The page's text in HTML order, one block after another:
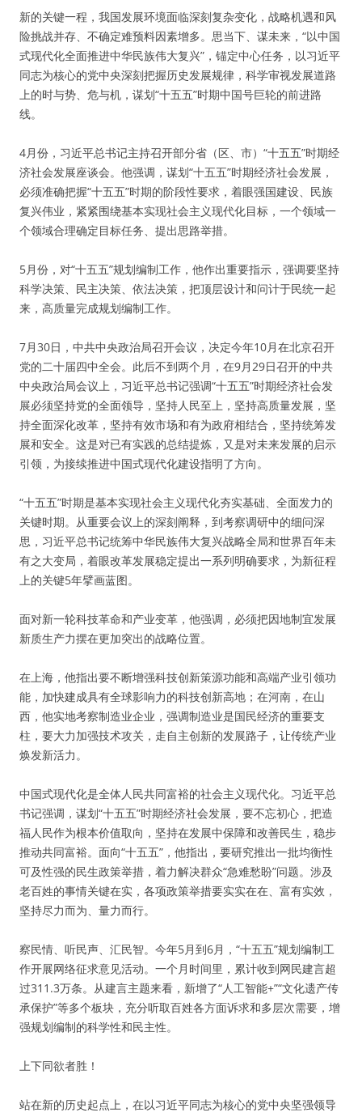
新的关键一程，我国发展环境面临深刻复杂变化，战略机遇和风
险挑战并存、不确定难预料因素增多。思当下、谋未来，“以中国
式现代化全面推进中华民族伟大复兴”，锚定中心任务，以习近平
同志为核心的党中央深刻把握历史发展规律，科学审视发展道路
上的时与势、危与机，谋划“十五五”时期中国号巨轮的前进路
线。
4月份，习近平总书记主持召开部分省（区、市）“十五五”时期经
济社会发展座谈会。他强调，谋划“十五五”时期经济社会发展，
必须准确把握“十五五”时期的阶段性要求，着眼强国建设、民族
复兴伟业，紧紧围绕基本实现社会主义现代化目标，一个领域一
个领域合理确定目标任务、提出思路举措。
5月份，对“十五五”规划编制工作，他作出重要指示，强调要坚持
科学决策、民主决策、依法决策，把顶层设计和问计于民统一起
来，高质量完成规划编制工作。
7月30日，中共中央政治局召开会议，决定今年10月在北京召开
党的二十届四中全会。此后不到两个月，在9月29日召开的中共
中央政治局会议上，习近平总书记强调“十五五”时期经济社会发
展必须坚持党的全面领导，坚持人民至上，坚持高质量发展，坚
持全面深化改革，坚持有效市场和有为政府相结合，坚持统筹发
展和安全。这是对已有实践的总结提炼，又是对未来发展的启示
引领，为接续推进中国式现代化建设指明了方向。
“十五五”时期是基本实现社会主义现代化夯实基础、全面发力的
关键时期。从重要会议上的深刻阐释，到考察调研中的细问深
思，习近平总书记统筹中华民族伟大复兴战略全局和世界百年未
有之大变局，着眼改革发展稳定提出一系列明确要求，为新征程
上的关键5年擘画蓝图。
面对新一轮科技革命和产业变革，他强调，必须把因地制宜发展
新质生产力摆在更加突出的战略位置。
在上海，他指出要不断增强科技创新策源功能和高端产业引领功
能，加快建成具有全球影响力的科技创新高地；在河南，在山
西，他实地考察制造业企业，强调制造业是国民经济的重要支
柱，要大力加强技术攻关，走自主创新的发展路子，让传统产业
焕发新活力。
中国式现代化是全体人民共同富裕的社会主义现代化。习近平总
书记强调，谋划“十五五”时期经济社会发展，要不忘初心，把造
福人民作为根本价值取向，坚持在发展中保障和改善民生，稳步
推动共同富裕。面向“十五五”，他指出，要研究推出一批均衡性
可及性强的民生政策举措，着力解决群众“急难愁盼”问题。涉及
老百姓的事情关键在实，各项政策举措要实实在在、富有实效，
坚持尽力而为、量力而行。
察民情、听民声、汇民智。今年5月到6月，“十五五”规划编制工
作开展网络征求意见活动。一个月时间里，累计收到网民建言超
过311.3万条。从建言主题来看，新增了“人工智能+”“文化遗产传
承保护”等多个板块，充分听取百姓各方面诉求和多层次需要，增
强规划编制的科学性和民主性。
上下同欲者胜！
站在新的历史起点上，在以习近平同志为核心的党中央坚强领导